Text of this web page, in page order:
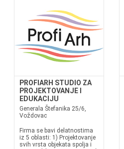
PROFIARH STUDIO ZA
PROJEKTOVANJE I
EDUKACIJU
Generala Štefanika 25/6,
Voždovac
Firma se bavi delatnostima
iz 5 oblasti: 1) Projektovanje
svih vrsta objekata spolja i